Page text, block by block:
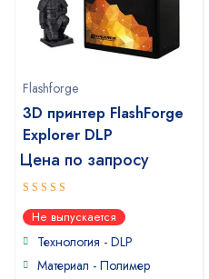
Flashforge
3D принтер FlashForge
Explorer DLP
Цена по запросу
5out of 5
Не выпускается
Технология - DLP
Материал - Полимер